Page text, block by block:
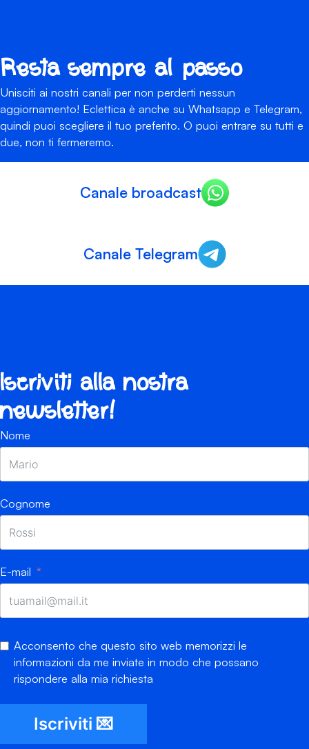
Resta sempre al passo
Unisciti ai nostri canali per non perderti nessun
aggiornamento! Eclettica è anche su Whatsapp e Telegram,
quindi puoi scegliere il tuo preferito. O puoi entrare su tutti e
due, non ti fermeremo.
Canale broadcast
Canale Telegram
Iscriviti alla nostra
newsletter!
Nome
Cognome
E-mail
Acconsento che questo sito web memorizzi le
informazioni da me inviate in modo che possano
rispondere alla mia richiesta
Iscriviti 💌